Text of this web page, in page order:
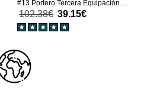
#13 Portero Tercera Equipación
Replica 2025-26 mangas largas
102.38€ 39.15€